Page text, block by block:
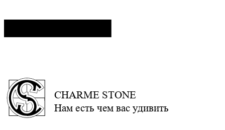
CHARME STONE
Нам есть чем вас удивить